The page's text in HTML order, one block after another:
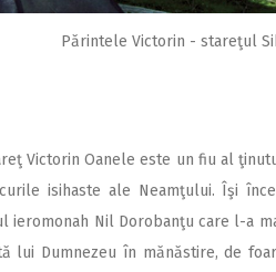
Părintele Victorin - stareţul
Victorin Oanele este un fiu al
isihaste ale Neamţului. Îşi
ieromonah Nil Dorobanţu care l-a
lui Dumnezeu în mănăstire, de